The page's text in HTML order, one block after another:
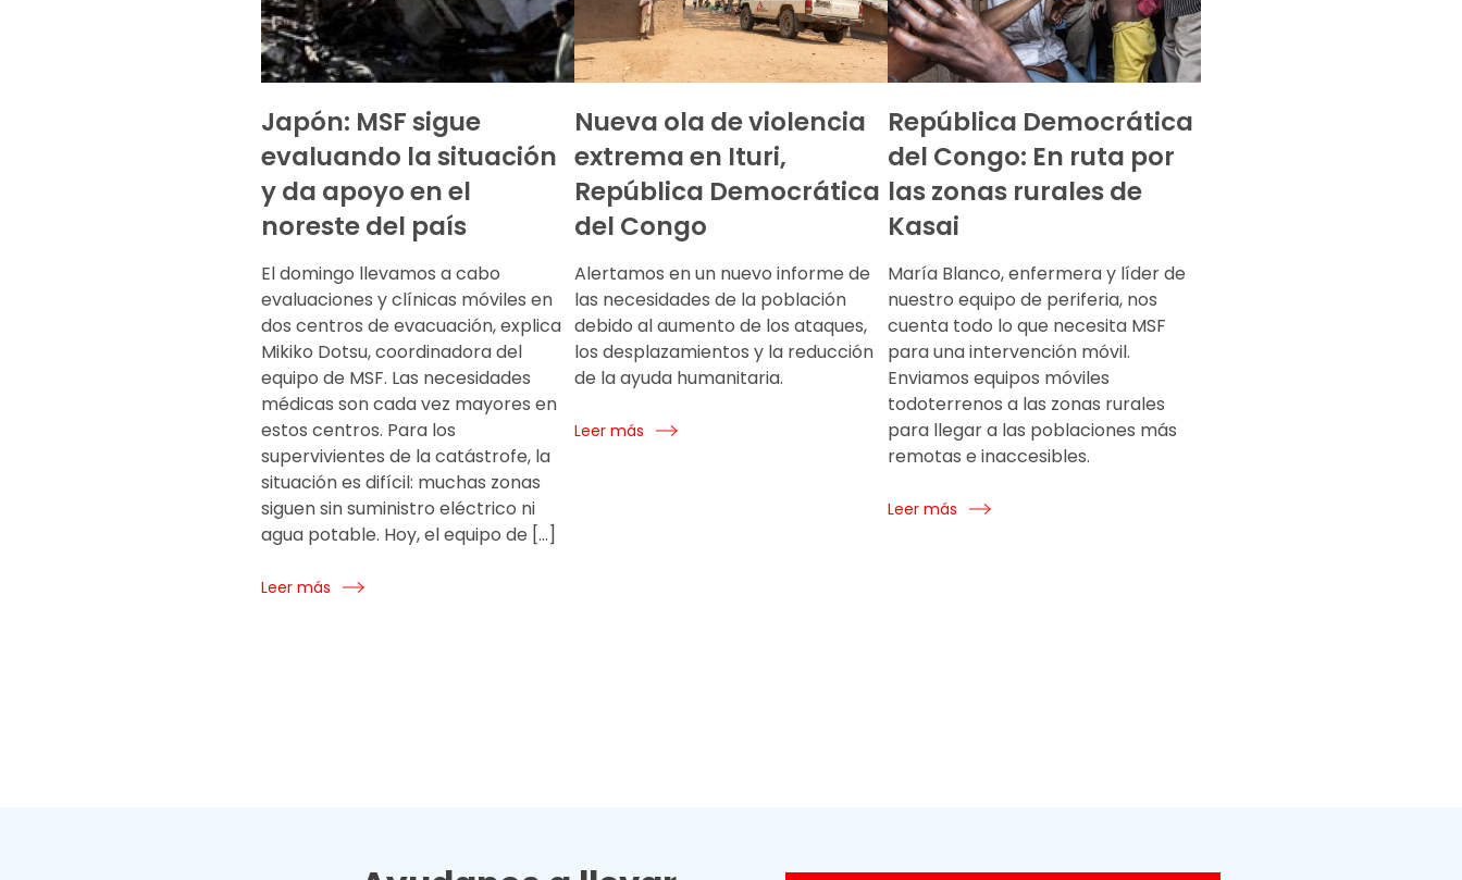
Japón: MSF sigue
evaluando la situación
y da apoyo en el
noreste del país
El domingo llevamos a cabo
evaluaciones y clínicas móviles en
dos centros de evacuación, explica
Mikiko Dotsu, coordinadora del
equipo de MSF. Las necesidades
médicas son cada vez mayores en
estos centros. Para los
supervivientes de la catástrofe, la
situación es difícil: muchas zonas
siguen sin suministro eléctrico ni
agua potable. Hoy, el equipo de […]
Leer más
Nueva ola de violencia
extrema en Ituri,
República Democrática
del Congo
Alertamos en un nuevo informe de
las necesidades de la población
debido al aumento de los ataques,
los desplazamientos y la reducción
de la ayuda humanitaria.
Leer más
República Democrática
del Congo: En ruta por
las zonas rurales de
Kasai
María Blanco, enfermera y líder de
nuestro equipo de periferia, nos
cuenta todo lo que necesita MSF
para una intervención móvil.
Enviamos equipos móviles
todoterrenos a las zonas rurales
para llegar a las poblaciones más
remotas e inaccesibles.
Leer más